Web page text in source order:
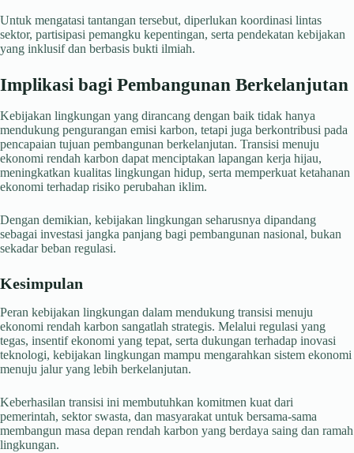
Untuk mengatasi tantangan tersebut, diperlukan koordinasi lintas
sektor, partisipasi pemangku kepentingan, serta pendekatan kebijakan
yang inklusif dan berbasis bukti ilmiah.
Implikasi bagi Pembangunan Berkelanjutan
Kebijakan lingkungan yang dirancang dengan baik tidak hanya
mendukung pengurangan emisi karbon, tetapi juga berkontribusi pada
pencapaian tujuan pembangunan berkelanjutan. Transisi menuju
ekonomi rendah karbon dapat menciptakan lapangan kerja hijau,
meningkatkan kualitas lingkungan hidup, serta memperkuat ketahanan
ekonomi terhadap risiko perubahan iklim.
Dengan demikian, kebijakan lingkungan seharusnya dipandang
sebagai investasi jangka panjang bagi pembangunan nasional, bukan
sekadar beban regulasi.
Kesimpulan
Peran kebijakan lingkungan dalam mendukung transisi menuju
ekonomi rendah karbon sangatlah strategis. Melalui regulasi yang
tegas, insentif ekonomi yang tepat, serta dukungan terhadap inovasi
teknologi, kebijakan lingkungan mampu mengarahkan sistem ekonomi
menuju jalur yang lebih berkelanjutan.
Keberhasilan transisi ini membutuhkan komitmen kuat dari
pemerintah, sektor swasta, dan masyarakat untuk bersama-sama
membangun masa depan rendah karbon yang berdaya saing dan ramah
lingkungan.